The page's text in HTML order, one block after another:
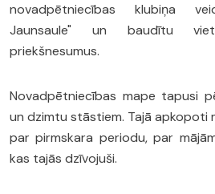
novadpētniecības klubiņa
Jaunsaule" un baudītu
priekšnesumus.
Novadpētniecības mape tapusi
un dzimtu stāstiem. Tajā apkopoti
par pirmskara periodu, par
kas tajās dzīvojuši.